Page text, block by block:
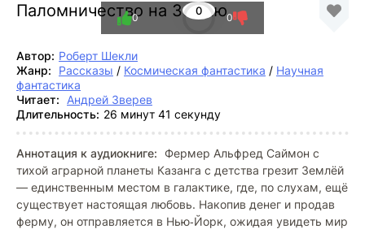
Паломничество на Землю
0
0 0
Автор: Роберт Шекли
Жанр:
Рассказы / Космическая фантастика / Научная
фантастика
Читает:
Андрей Зверев
Длительность: 26 минут 41 секунду
Аннотация к аудиокниге:
Фермер Альфред Саймон с
тихой аграрной планеты Казанга с детства грезит Землёй
— единственным местом в галактике, где, по слухам, ещё
существует настоящая любовь. Накопив денег и продав
ферму, он отправляется в Нью‑Йорк, ожидая увидеть мир